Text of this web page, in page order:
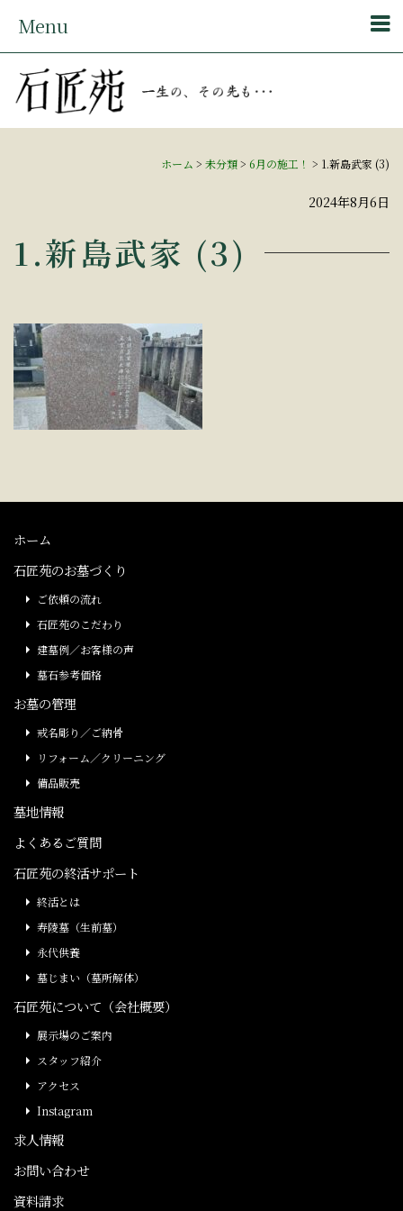
Menu
ホーム > 未分類> 6月の施工！ > 1.新島武家 (3)
2024年8月6日
1.新島武家 (3)
ホーム
石匠苑のお墓づくり
ご依頼の流れ
石匠苑のこだわり
建墓例／お客様の声
墓石参考価格
お墓の管理
戒名彫り／ご納骨
リフォーム／クリーニング
備品販売
墓地情報
よくあるご質問
石匠苑の終活サポート
終活とは
寿陵墓（生前墓）
永代供養
墓じまい（墓所解体）
石匠苑について（会社概要）
展示場のご案内
スタッフ紹介
アクセス
Instagram
求人情報
お問い合わせ
資料請求